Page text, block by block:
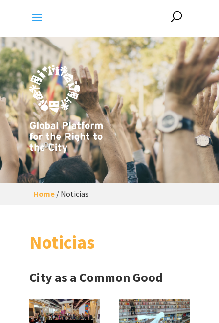
Home/ Noticias
Noticias
City as a Common Good